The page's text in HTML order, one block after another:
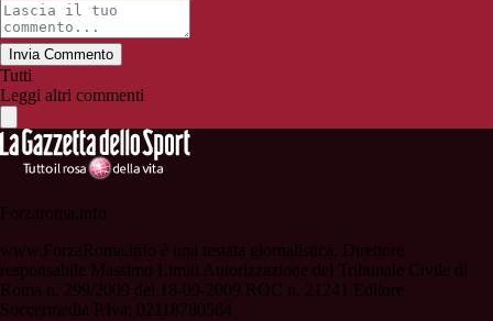
Invia Commento
Tutti
Leggi altri commenti
Forzaroma.info
www.ForzaRoma.info è una testata giornalistica. Direttore
responsabile Massimo Limiti Autorizzazione del Tribunale Civile di
Roma n. 299/2009 del 18-09-2009 ROC n. 21241 Editore
Soccermedia P.Iva: 02118780564